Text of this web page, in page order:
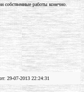
собственные работы конечно.
от: 29-07-2013 22:24:31